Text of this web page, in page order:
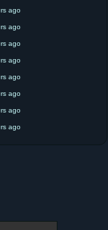
ago
ago
ago
ago
ago
ago
ago
ago